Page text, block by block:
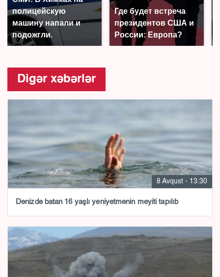
полицейскую
машину напали и
подожгли.
Где будет встреча
президентов США и
России: Европа?
Digər xəbərlər
8 Avqust - 13:30
Dənizdə batan 16 yaşlı yeniyetmənin meyiti tapılıb